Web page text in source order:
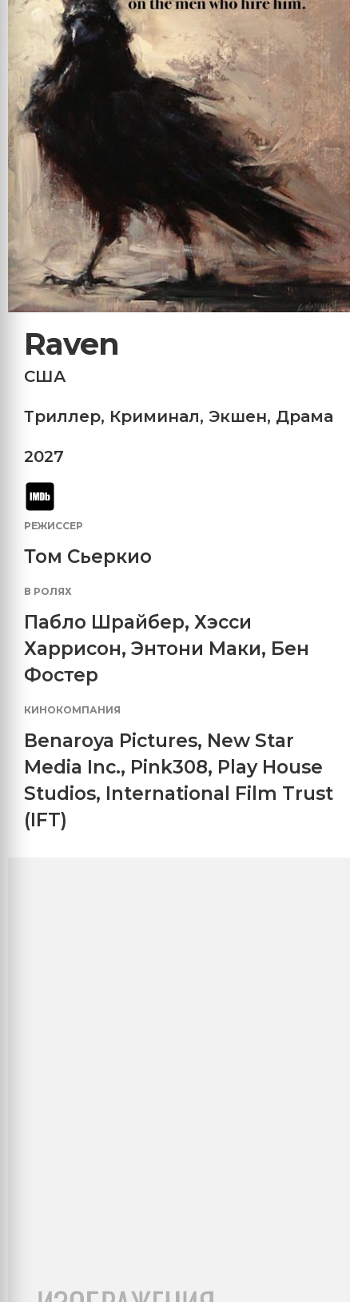
Raven
США
Триллер, Криминал, Экшен, Драма
2027
РЕЖИССЕР
Том Сьеркио
В РОЛЯХ
Пабло Шрайбер, Хэсси
Харрисон, Энтони Маки, Бен
Фостер
КИНОКОМПАНИЯ
Benaroya Pictures, New Star
Media Inc., Pink308, Play House
Studios, International Film Trust
(IFT)